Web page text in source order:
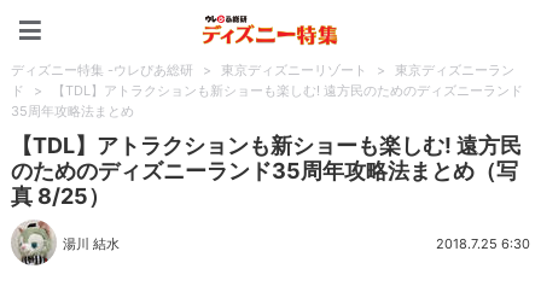
ディズニー特集 -ウレぴあ総研 > 東京ディズニーリゾート >
東京ディズニーラン
ド
>
【TDL】アトラクションも新ショーも楽しむ! 遠方民のためのディズニーランド
35周年攻略法まとめ
【TDL】アトラクションも新ショーも楽しむ! 遠方民
のためのディズニーランド35周年攻略法まとめ（写
真 8/25）
湯川 結水 2018.7.25 6:30